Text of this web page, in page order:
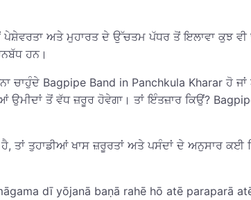
ਪੇਸ਼ੇਵਰਤਾ ਅਤੇ ਮੁਹਾਰਤ ਦੇ ਉੱਚਤਮ ਪੱਧਰ ਤੋਂ ਇਲਾਵਾ ਕੁਝ
ਹਨ।
Bagpipe Band in Panchkula Kharar ਹੋ
ਉਮੀਦਾਂ ਤੋਂ ਵੱਧ ਜ਼ਰੂਰ ਹੋਵੇਗਾ। ਤਾਂ ਇੰਤਜ਼ਾਰ ਕਿਉਂ?
ਤਾਂ ਤੁਹਾਡੀਆਂ ਖਾਸ ਜ਼ਰੂਰਤਾਂ ਅਤੇ ਪਸੰਦਾਂ ਦੇ ਅਨੁਸਾਰ
dī yōjanā baṇā rahē hō atē paraparā